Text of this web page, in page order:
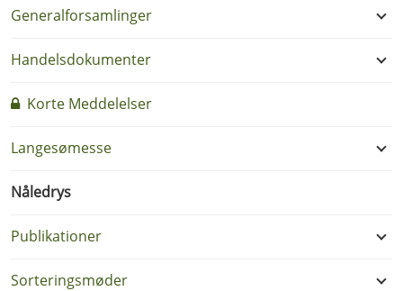
Generalforsamlinger
Handelsdokumenter
Korte Meddelelser
Langesømesse
Nåledrys
Publikationer
Sorteringsmøder